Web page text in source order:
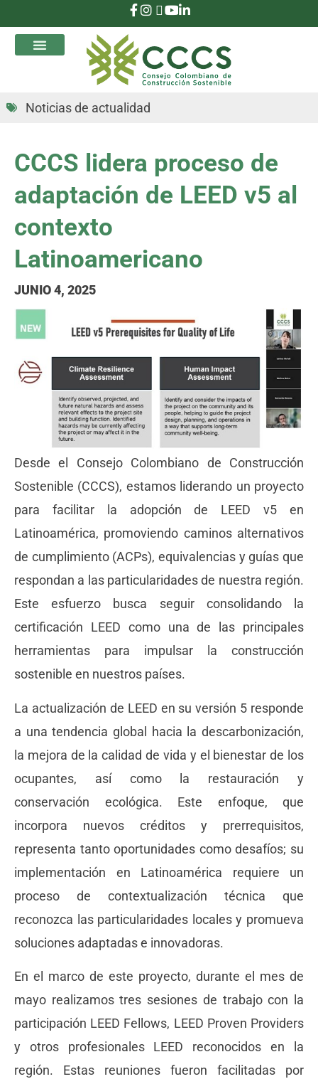
Noticias de actualidad
CCCS lidera proceso de
adaptación de LEED v5 al
contexto
Latinoamericano
JUNIO 4, 2025
Desde el Consejo Colombiano de Construcción
Sostenible (CCCS), estamos liderando un proyecto
para facilitar la adopción de LEED v5 en
Latinoamérica, promoviendo caminos alternativos
de cumplimiento (ACPs), equivalencias y guías que
respondan a las particularidades de nuestra región.
Este esfuerzo busca seguir consolidando la
certificación LEED como una de las principales
herramientas para impulsar la construcción
sostenible en nuestros países.
La actualización de LEED en su versión 5 responde
a una tendencia global hacia la descarbonización,
la mejora de la calidad de vida y el bienestar de los
ocupantes, así como la restauración y
conservación ecológica. Este enfoque, que
incorpora nuevos créditos y prerrequisitos,
representa tanto oportunidades como desafíos; su
implementación en Latinoamérica requiere un
proceso de contextualización técnica que
reconozca las particularidades locales y promueva
soluciones adaptadas e innovadoras.
En el marco de este proyecto, durante el mes de
mayo realizamos tres sesiones de trabajo con la
participación LEED Fellows, LEED Proven Providers
y otros profesionales LEED reconocidos en la
región. Estas reuniones fueron facilitadas por